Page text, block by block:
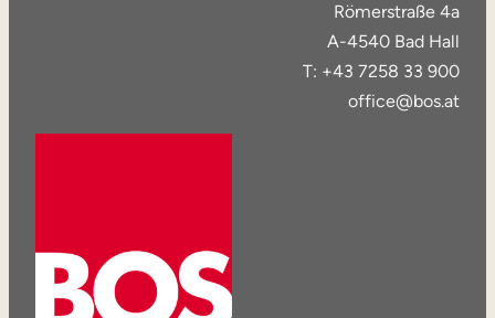
Römerstraße 4a
A-4540 Bad Hall
T: +43 7258 33 900
office@bos.at